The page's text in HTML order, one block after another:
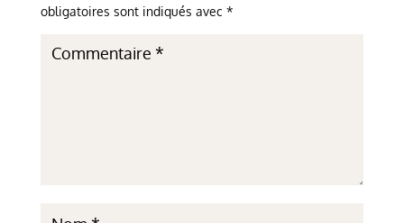
obligatoires sont indiqués avec *